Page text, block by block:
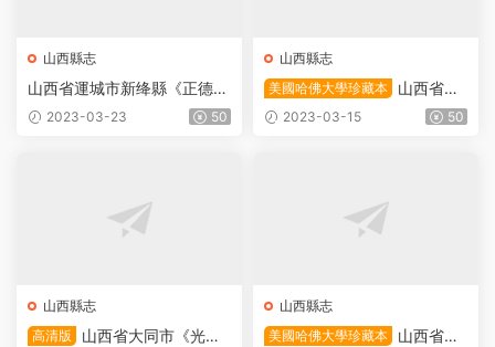
山西縣志
山西省運城市新绛縣《正德绛
州志》七卷 王珂撰PDF高清
2023-03-23 50
山西縣志
美國哈佛大學珍藏本
山西省大
同市《光緒左雲縣志稿》全四
2023-03-15 50
山西縣志
高清版
山西省大同市《光緒
山西縣志
美國哈佛大學珍藏本
山西省長